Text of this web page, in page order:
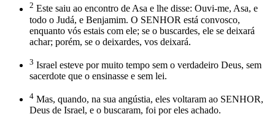
2 Este saiu ao encontro de Asa e lhe disse: Ouvi-me, Asa, e
todo o Judá, e Benjamim. O SENHOR está convosco,
enquanto vós estais com ele; se o buscardes, ele se deixará
achar; porém, se o deixardes, vos deixará.
3 Israel esteve por muito tempo sem o verdadeiro Deus, sem
sacerdote que o ensinasse e sem lei.
4 Mas, quando, na sua angústia, eles voltaram ao SENHOR,
Deus de Israel, e o buscaram, foi por eles achado.